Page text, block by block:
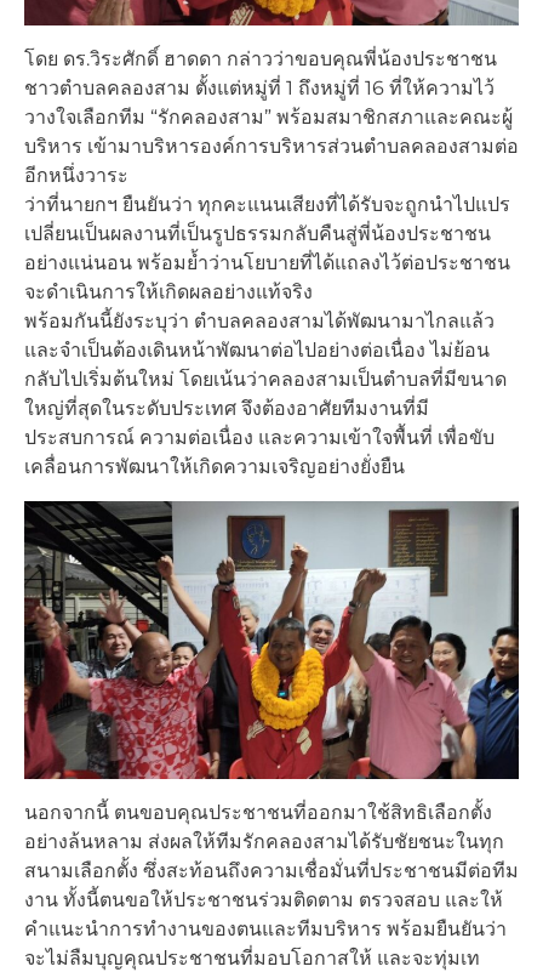
โดย ดร.วิระศักดิ์ ฮาดดา กล่าวว่าขอบคุณพี่น้องประชาชน
ชาวตำบลคลองสาม ตั้งแต่หมู่ที่ 1 ถึงหมู่ที่ 16 ที่ให้ความไว้
วางใจเลือกทีม “รักคลองสาม” พร้อมสมาชิกสภาและคณะผู้
บริหาร เข้ามาบริหารองค์การบริหารส่วนตำบลคลองสามต่อ
อีกหนึ่งวาระ
ว่าที่นายกฯ ยืนยันว่า ทุกคะแนนเสียงที่ได้รับจะถูกนำไปแปร
เปลี่ยนเป็นผลงานที่เป็นรูปธรรมกลับคืนสู่พี่น้องประชาชน
อย่างแน่นอน พร้อมย้ำว่านโยบายที่ได้แถลงไว้ต่อประชาชน
จะดำเนินการให้เกิดผลอย่างแท้จริง
พร้อมกันนี้ยังระบุว่า ตำบลคลองสามได้พัฒนามาไกลแล้ว
และจำเป็นต้องเดินหน้าพัฒนาต่อไปอย่างต่อเนื่อง ไม่ย้อน
กลับไปเริ่มต้นใหม่ โดยเน้นว่าคลองสามเป็นตำบลที่มีขนาด
ใหญ่ที่สุดในระดับประเทศ จึงต้องอาศัยทีมงานที่มี
ประสบการณ์ ความต่อเนื่อง และความเข้าใจพื้นที่ เพื่อขับ
เคลื่อนการพัฒนาให้เกิดความเจริญอย่างยั่งยืน
นอกจากนี้ ตนขอบคุณประชาชนที่ออกมาใช้สิทธิเลือกตั้ง
อย่างล้นหลาม ส่งผลให้ทีมรักคลองสามได้รับชัยชนะในทุก
สนามเลือกตั้ง ซึ่งสะท้อนถึงความเชื่อมั่นที่ประชาชนมีต่อทีม
งาน ทั้งนี้ตนขอให้ประชาชนร่วมติดตาม ตรวจสอบ และให้
คำแนะนำการทำงานของตนและทีมบริหาร พร้อมยืนยันว่า
จะไม่ลืมบุญคุณประชาชนที่มอบโอกาสให้ และจะทุ่มเท